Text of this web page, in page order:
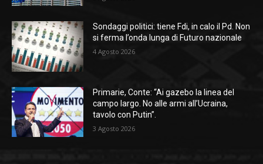
Sondaggi politici: tiene Fdi, in calo il Pd. Non
si ferma l’onda lunga di Futuro nazionale
4 Agosto 2026
Primarie, Conte: “Ai gazebo la linea del
campo largo. No alle armi all’Ucraina,
tavolo con Putin”.
3 Agosto 2026